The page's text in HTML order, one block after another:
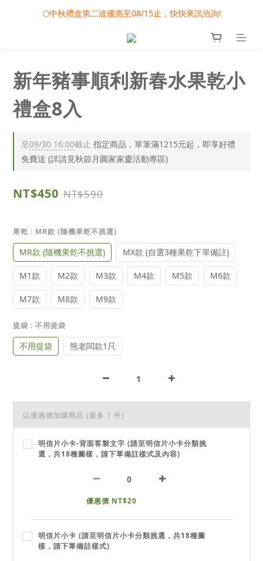
🎀08/01-09/30 秋節月圓家家慶- 滿額即享專屬小禮
🌕中秋禮盒第二波優惠至08/15止，快快來訊洽詢!
❤️雙雙對對心連心 - 婚禮小物專屬滿額活動
新年豬事順利新春水果乾小
禮盒8入
至09/30 16:00截止 指定商品，單筆滿1215元起，即享好禮
免費送 (詳請見秋節月圓家家慶活動專區)
NT$450 NT$590
果乾 : MR款 (隨機果乾不挑選)
MR款 (隨機果乾不挑選) MX款 (自選3種果乾下單備註)
M1款 M2款 M3款 M4款 M5款 M6款
M7款 M8款 M9款
提袋 : 不用提袋
不用提袋 熊老闆款1只
以優惠價加購商品 (最多 1 件)
明信片小卡-背面客製文字 (請至明信片小卡分類挑
選，共18種圖樣，請下單備註樣式及內容)
優惠價 NT$20
明信片小卡 (請至明信片小卡分類挑選，共18種圖
樣，請下單備註樣式)